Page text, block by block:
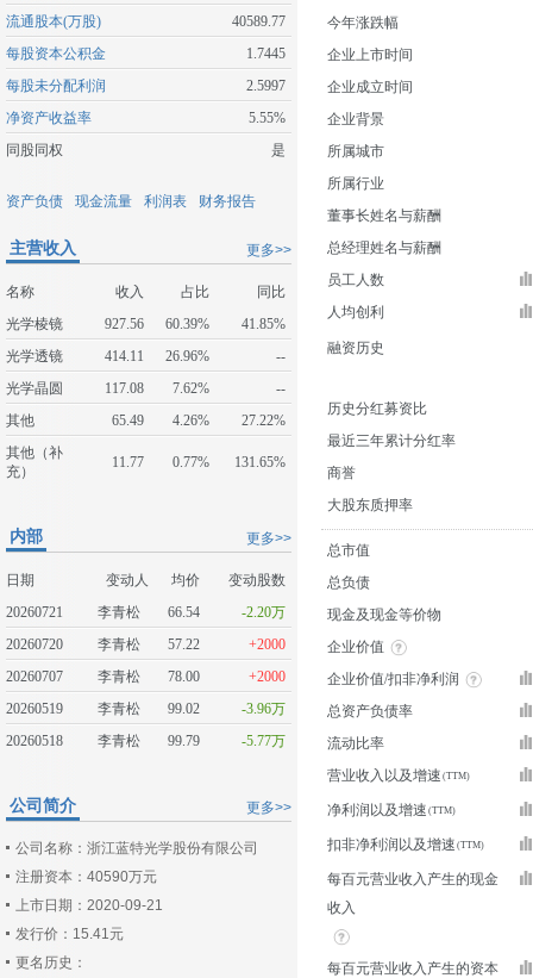
流通股本(万股)
40589.77
每股资本公积金
1.7445
每股未分配利润
2.5997
净资产收益率
5.55%
同股同权
是
资产负债 现金流量 利润表 财务报告
更多>>
主营收入
名称 收入 占比
同比
光学棱镜
927.56 60.39%
41.85%
光学透镜
414.11 26.96%
--
光学晶圆
117.08 7.62%
--
其他
65.49 4.26%
27.22%
其他（补
充）
11.77 0.77% 131.65%
更多>>
内部
日期 变动人 均价
变动股数
20260721
李青松 66.54
-2.20万
20260720
李青松 57.22
+2000
20260707
李青松 78.00
+2000
20260519
李青松 99.02
-3.96万
20260518
李青松 99.79 -5.77万
更多>>
公司简介
公司名称：浙江蓝特光学股份有限公司
注册资本：40590万元
上市日期：2020-09-21
发行价：15.41元
更名历史：
今年涨跌幅
企业上市时间
企业成立时间
企业背景
所属城市
所属行业
董事长姓名与薪酬
总经理姓名与薪酬
员工人数
人均创利
融资历史
历史分红募资比
最近三年累计分红率
商誉
大股东质押率
总市值
总负债
现金及现金等价物
企业价值
企业价值/扣非净利润
总资产负债率
流动比率
营业收入以及增速
净利润以及增速
扣非净利润以及增速
每百元营业收入产生的现金
收入
每百元营业收入产生的资本